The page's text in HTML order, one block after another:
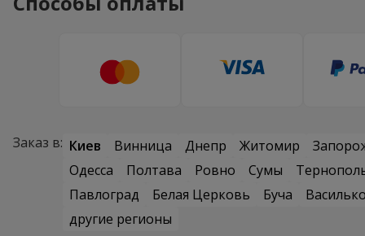
Заказ в: Киев Винница Днепр Житомир
Одесса
Полтава Ровно Сумы
Павлоград
Белая Церковь Буча
другие регионы